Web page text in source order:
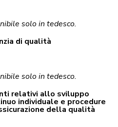
solo in tedesco.
di qualità
solo in tedesco.
relativi allo sviluppo
individuale e procedure
della qualità